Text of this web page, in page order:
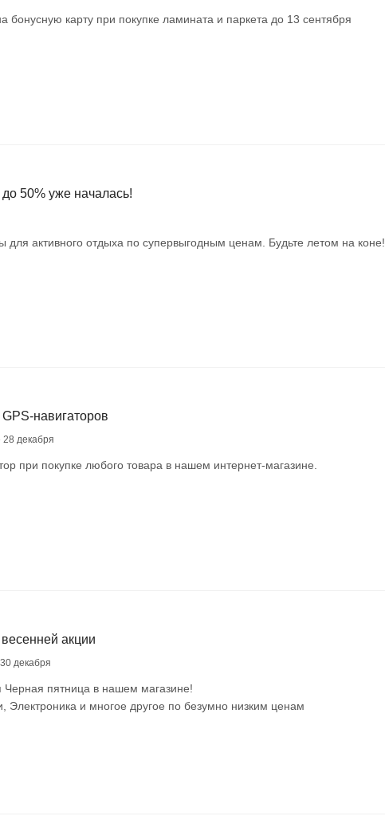
бонусную карту при покупке ламината и паркета до 13 сентября
50% уже началась!
для активного отдыха по супервыгодным ценам. Будьте летом на коне!
навигаторов
декабря
при покупке любого товара в нашем интернет-магазине.
акции
декабря
Черная пятница в нашем магазине!
Электроника и многое другое по безумно низким ценам